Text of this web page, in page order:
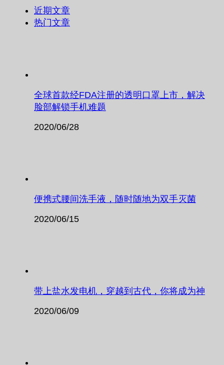
近期文章
热门文章
全球首款经FDA注册的透明口罩上市，解决
脸部解锁手机难题
2020/06/28
便携式腰间洗手液，随时随地为双手灭菌
2020/06/15
带上盐水发电机，穿越到古代，你将成为神
2020/06/09